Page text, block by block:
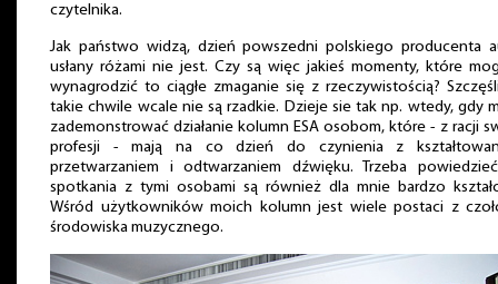
czytelnika.
Jak państwo widzą, dzień powszedni polskiego producenta
usłany różami nie jest. Czy są więc jakieś momenty, które
wynagrodzić to ciągłe zmaganie się z rzeczywistością?
takie chwile wcale nie są rzadkie. Dzieje sie tak np. wtedy, gdy
zademonstrować działanie kolumn ESA osobom, które - z racji
profesji - mają na co dzień do czynienia z
przetwarzaniem i odtwarzaniem dźwięku. Trzeba
spotkania z tymi osobami są również dla mnie bardzo
Wśród użytkowników moich kolumn jest wiele postaci z
środowiska muzycznego.